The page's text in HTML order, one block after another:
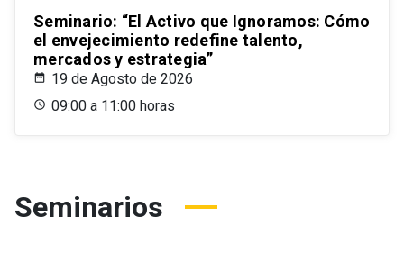
Seminario: “El Activo que Ignoramos: Cómo
el envejecimiento redefine talento,
mercados y estrategia”
19 de Agosto de 2026
09:00 a 11:00 horas
Seminarios